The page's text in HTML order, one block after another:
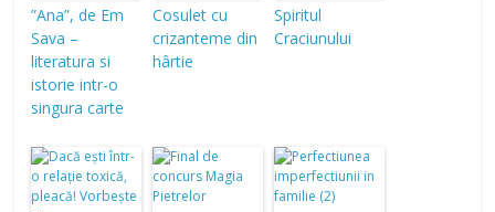
”Ana”, de Em
Sava –
literatura si
istorie intr-o
singura carte
Cosulet cu
crizanteme din
hârtie
Spiritul
Craciunului